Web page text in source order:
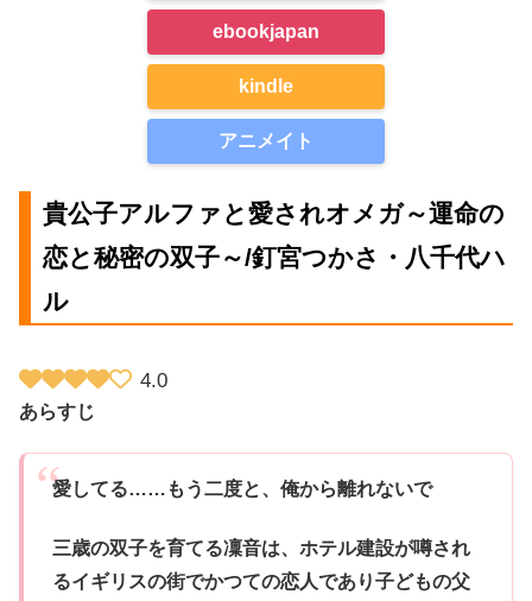
ebookjapan
kindle
アニメイト
貴公子アルファと愛されオメガ～運命の
恋と秘密の双子～/釘宮つかさ・八千代ハ
ル
4.0
あらすじ
愛してる……もう二度と、俺から離れないで
三歳の双子を育てる凜音は、ホテル建設が噂され
るイギリスの街でかつての恋人であり子どもの父